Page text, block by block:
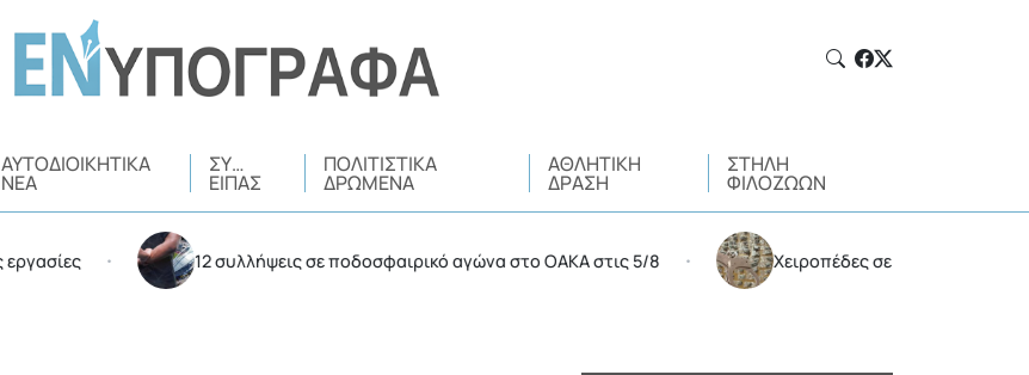
ΑΥΤΟΔΙΟΙΚΗΤΙΚΆ
ΝΈΑ
ΣΥ…
ΕΊΠΑΣ
ΠΟΛΙΤΙΣΤΙΚΆ
ΔΡΏΜΕΝΑ
ΑΘΛΗΤΙΚΉ
ΔΡΆΣΗ
ΣΤΉΛΗ
ΦΙΛΌΖΩΩΝ
• 12 συλλήψεις σε ποδοσφαιρικό αγώνα στο ΟΑΚΑ στις 5/8 • Χειροπέδες σε 35χρονο για διακίνηση